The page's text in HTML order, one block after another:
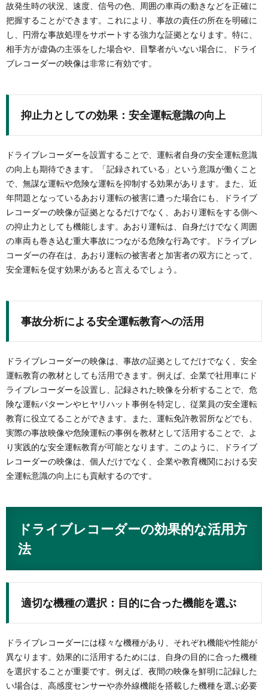
故発生時の状況、速度、信号の色、周囲の車両の動きなどを正確に
把握することができます。これにより、事故の責任の所在を明確に
し、円滑な事故処理をサポートする強力な証拠となります。特に、
相手方が虚偽の主張をした場合や、目撃者がいない場合に、ドライ
ブレコーダーの映像は非常に有効です。
抑止力としての効果：安全運転意識の向上
ドライブレコーダーを設置することで、運転者自身の安全運転意識
の向上も期待できます。「記録されている」という意識が働くこと
で、無謀な運転や危険な運転を抑制する効果があります。また、近
年問題となっているあおり運転の被害に遭った場合にも、ドライブ
レコーダーの映像が証拠となるだけでなく、あおり運転をする側へ
の抑止力としても機能します。あおり運転は、自身だけでなく周囲
の車両も巻き込む重大事故につながる危険な行為です。ドライブレ
コーダーの存在は、あおり運転の被害者と加害者の双方にとって、
安全運転を促す効果があると言えるでしょう。
事故分析による安全運転教育への活用
ドライブレコーダーの映像は、事故の証拠としてだけでなく、安全
運転教育の教材としても活用できます。例えば、企業で社用車にド
ライブレコーダーを設置し、記録された映像を分析することで、危
険な運転パターンやヒヤリハット事例を特定し、従業員の安全運転
教育に役立てることができます。また、運転免許教習所などでも、
実際の事故映像や危険運転の事例を教材として活用することで、よ
り実践的な安全運転教育が可能となります。このように、ドライブ
レコーダーの映像は、個人だけでなく、企業や教育機関における安
全運転意識の向上にも貢献するのです。
ドライブレコーダーの効果的な活用方
法
適切な機種の選択：目的に合った機能を選ぶ
ドライブレコーダーには様々な機種があり、それぞれ機能や性能が
異なります。効果的に活用するためには、自身の目的に合った機種
を選択することが重要です。例えば、夜間の映像を鮮明に記録した
い場合は、高感度センサーや赤外線機能を搭載した機種を選ぶ必要